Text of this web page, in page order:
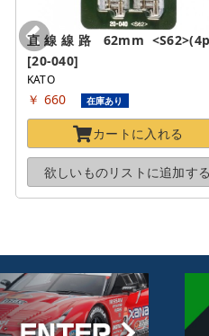
直線線路 62mm
[20-040]
KATO
￥ 660 在庫あり
カートに入れる
欲しいものリストに追加する